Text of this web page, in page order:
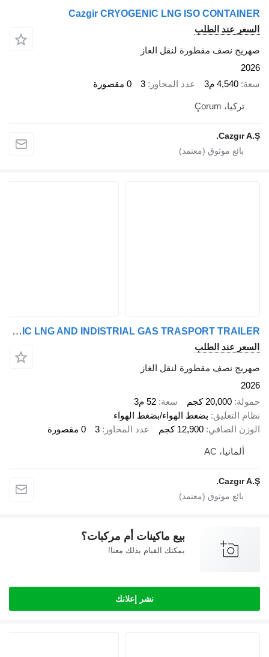
Cazgir CRYOGENIC LNG ISO
عند الطلب
نصف مقطورة لنقل الغاز
4,540 م3 عدد المحاور 3 0 مقصورة
Cazgir CRYOGENIC LNG AND INDISTRIAL GAS TRASPORT TRAILER
عند الطلب
نصف مقطورة لنقل الغاز
20,000 كجم سعة
52 م3
بضغط الهواء/بضغط الهواء
الصافي
12,900 كجم عدد المحاور 3 0 مقصورة
بيع ماكينات أم مركبات؟
يمكنك القيام بذلك معنا!
نشر إعلانك